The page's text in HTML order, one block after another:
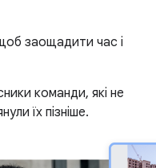
заощадити час і
команди, які не
їх пізніше.